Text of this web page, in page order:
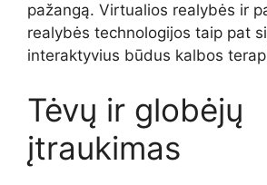
pažangą. Virtualios realybės ir
realybės technologijos taip pat
interaktyvius būdus kalbos
Tėvų ir globėjų
įtraukimas